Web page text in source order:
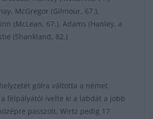
McGregor (Gilmour, 67.),
(McLean, 67.), Adams (Hanley, a
(Shankland, 82.)
gólra váltotta a német
félpályától ívelte ki a labdát a jobb
passzolt, Wirtz pedig 17